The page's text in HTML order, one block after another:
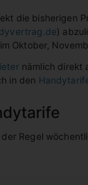
die bisherigen
)
Oktober,
nämlich direkt
in den
der Regel